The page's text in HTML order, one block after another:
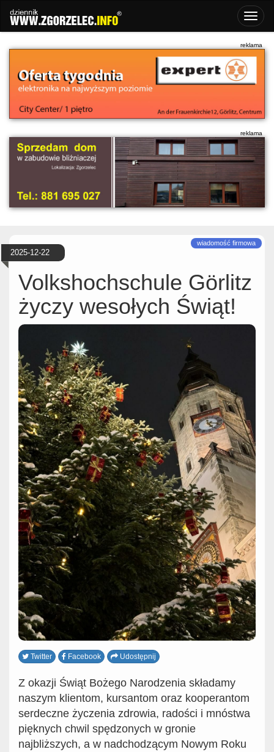
2025-12-22
Volkshochschule Görlitz
życzy wesołych Świąt!
Twitter Facebook Udostępnij
Z okazji Świąt Bożego Narodzenia składamy
naszym klientom, kursantom oraz kooperantom
serdeczne życzenia zdrowia, radości i mnóstwa
pięknych chwil spędzonych w gronie
najbliższych, a w nadchodzącym Nowym Roku